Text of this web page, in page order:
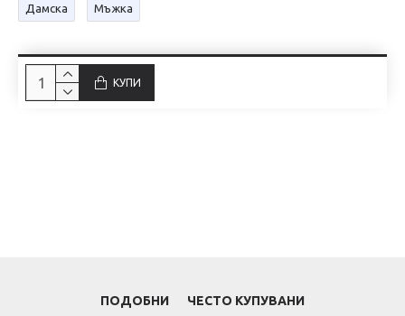
Дамска Мъжка
КУПИ
ПОДОБНИ ЧЕСТО КУПУВАНИ